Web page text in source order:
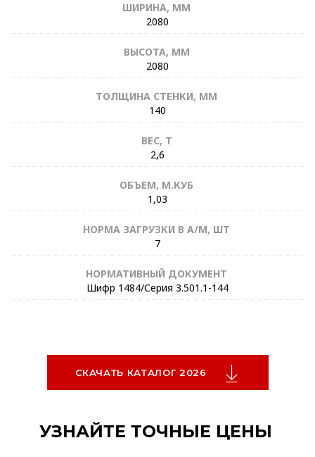
ШИРИНА, ММ
2080
ВЫСОТА, ММ
2080
ТОЛЩИНА СТЕНКИ, ММ
140
ВЕС, Т
2,6
ОБЪЕМ, М.КУБ
1,03
НОРМА ЗАГРУЗКИ В А/М, ШТ
7
НОРМАТИВНЫЙ ДОКУМЕНТ
Шифр 1484/Серия 3.501.1-144
СКАЧАТЬ КАТАЛОГ 2026
УЗНАЙТЕ ТОЧНЫЕ ЦЕНЫ